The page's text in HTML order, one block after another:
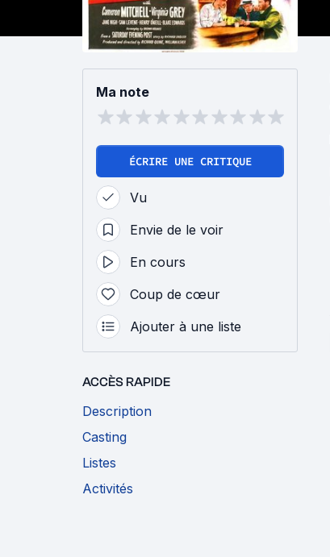
Ma note
ÉCRIRE UNE CRITIQUE
Vu
Envie de le voir
En cours
Coup de cœur
Ajouter à une liste
ACCÈS RAPIDE
Description
Casting
Listes
Activités